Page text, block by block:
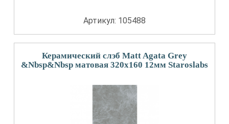
Артикул: 105488
Керамический слэб Matt Agata Grey
&Nbsp&Nbsp матовая 320x160 12мм Staroslabs